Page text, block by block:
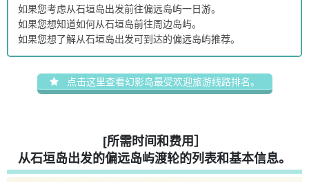
如果您考虑从石垣岛出发前往偏远岛屿一日游。
如果您想知道如何从石垣岛前往周边岛屿。
如果您想了解从石垣岛出发可到达的偏远岛屿推荐。
点击这里查看幻影岛最受欢迎旅游线路排名。
[所需时间和费用］
从石垣岛出发的偏远岛屿渡轮的列表和基本信息。